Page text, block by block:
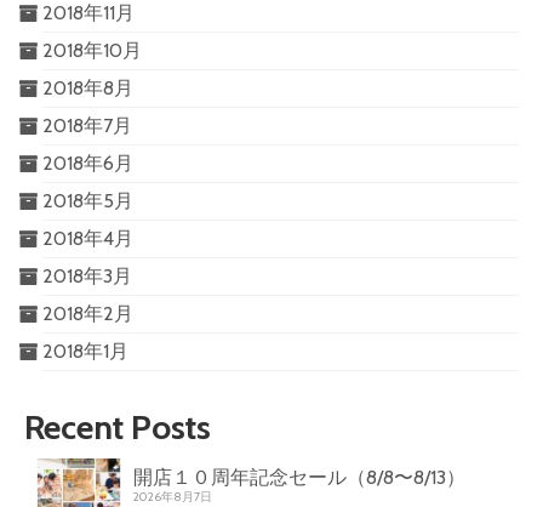
2018年11月
2018年10月
2018年8月
2018年7月
2018年6月
2018年5月
2018年4月
2018年3月
2018年2月
2018年1月
Recent Posts
開店１０周年記念セール（8/8〜8/13）
2026年8月7日